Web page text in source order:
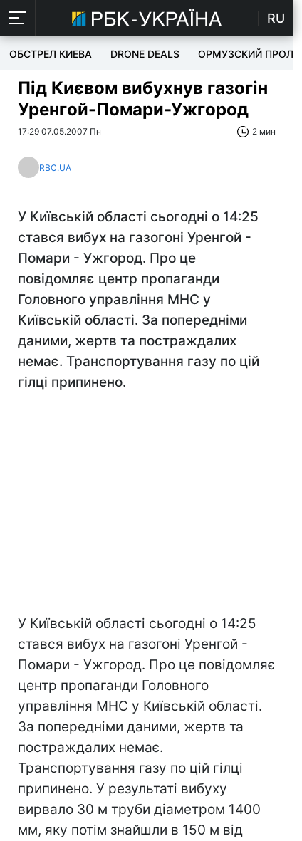
RU
ОБСТРЕЛ КИЕВА DRONE DEALS ОРМУЗСКИЙ ПРОЛИВ
Під Києвом вибухнув газогін
Уренгой-Помари-Ужгород
17:29 07.05.2007 Пн 2 мин
RBC.UA
У Київській області сьогодні о 14:25
стався вибух на газогоні Уренгой -
Помари - Ужгород. Про це
повідомляє центр пропаганди
Головного управління МНС у
Київській області. За попередніми
даними, жертв та постраждалих
немає. Транспортування газу по цій
гілці припинено.
У Київській області сьогодні о 14:25
стався вибух на газогоні Уренгой -
Помари - Ужгород. Про це повідомляє
центр пропаганди Головного
управління МНС у Київській області.
За попередніми даними, жертв та
постраждалих немає.
Транспортування газу по цій гілці
припинено. У результаті вибуху
вирвало 30 м труби діаметром 1400
мм, яку потім знайшли в 150 м від